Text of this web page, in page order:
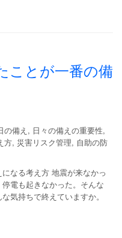
ことが一番の備
の備え , 日々の備えの重要性,
方, 災害リスク管理, 自助の防
なる考え方 地震が来なかっ
電も起きなかった。そんな
気持ちで終えていますか。